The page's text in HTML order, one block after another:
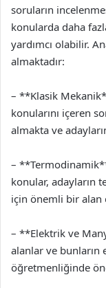
soruların
konularda daha
yardımcı olabilir.
almaktadır:
– **Klasik
konularını içeren
almakta ve
–
konular, adayların
için önemli bir alan
– **Elektrik ve
alanlar ve
öğretmenliğinde